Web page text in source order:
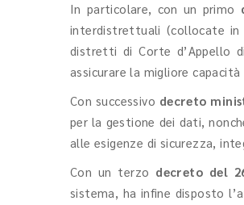
In particolare, con un primo
interdistrettuali (collocate in
distretti di Corte d’Appello
assicurare la migliore
Con successivo decreto
per la gestione dei dati,
alle esigenze di sicurezza,
Con un terzo decreto del
sistema, ha infine disposto